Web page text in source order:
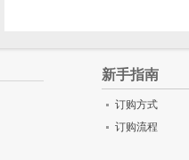
新手指南
订购方式
订购流程